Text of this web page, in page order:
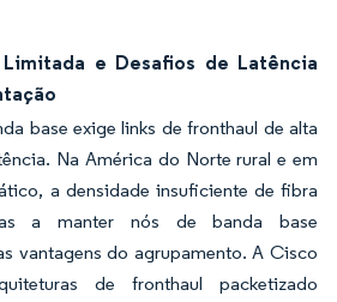
e Desafios de Latência
base exige links de fronthaul de alta
Na América do Norte rural e em
a densidade insuficiente de fibra
a manter nós de banda base
vantagens do agrupamento. A Cisco
de fronthaul packetizado